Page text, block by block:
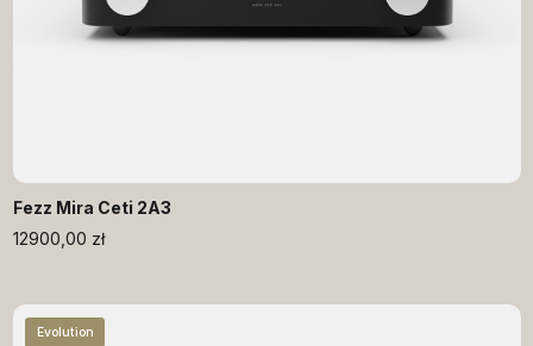
Fezz Mira Ceti 2A3
12900,00 zł
Evolution